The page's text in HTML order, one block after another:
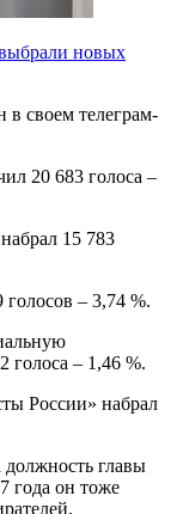
новых
в своем телеграм-
20 683 голоса –
15 783
– 3,74 %.
голоса – 1,46 %.
России» набрал
главы
года он тоже